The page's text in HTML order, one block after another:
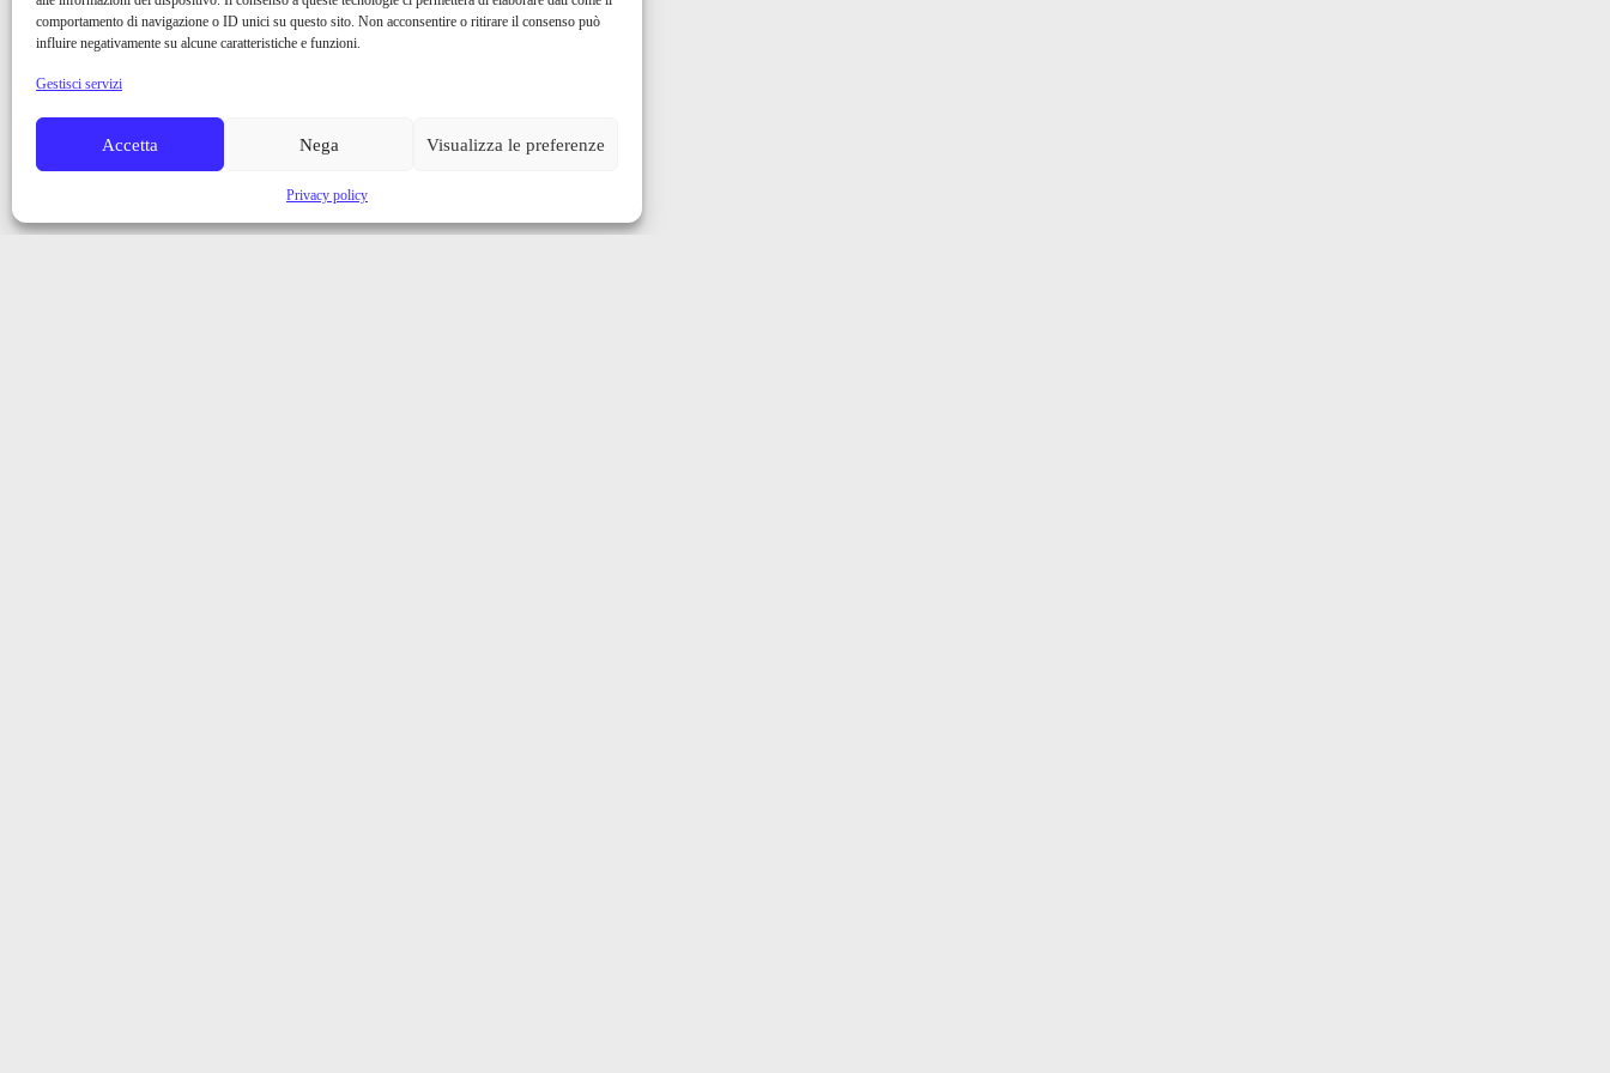
comportamento di navigazione o ID unici su questo sito. Non acconsentire o ritirare il consenso può
influire negativamente su alcune caratteristiche e funzioni.
Gestisci servizi
Accetta Nega Visualizza le preferenze
Privacy policy